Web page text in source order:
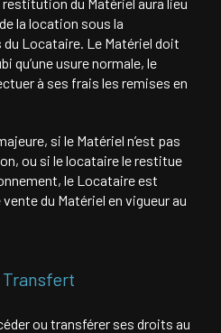
la location sous la
Locataire. Le Matériel doit
qu’une usure normale, le
à ses frais les remises en
si le Matériel n’est pas
ou si le locataire le restitue
le Locataire est
du Matériel en vigueur au
Transfert
ou transférer ses droits au